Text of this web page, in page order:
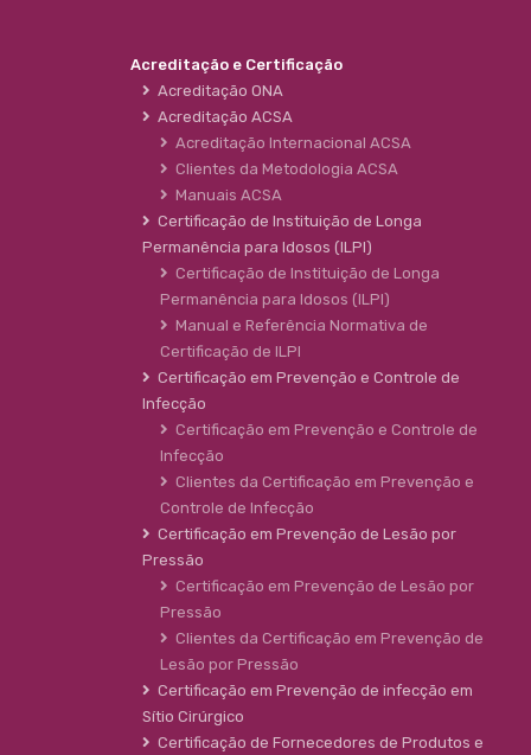
Acreditação e Certificação
Acreditação ONA
Acreditação ACSA
Acreditação Internacional ACSA
Clientes da Metodologia ACSA
Manuais ACSA
Certificação de Instituição de Longa
Permanência para Idosos (ILPI)
Certificação de Instituição de Longa
Permanência para Idosos (ILPI)
Manual e Referência Normativa de
Certificação de ILPI
Certificação em Prevenção e Controle de
Infecção
Certificação em Prevenção e Controle de
Infecção
Clientes da Certificação em Prevenção e
Controle de Infecção
Certificação em Prevenção de Lesão por
Pressão
Certificação em Prevenção de Lesão por
Pressão
Clientes da Certificação em Prevenção de
Lesão por Pressão
Certificação em Prevenção de infecção em
Sítio Cirúrgico
Certificação de Fornecedores de Produtos e